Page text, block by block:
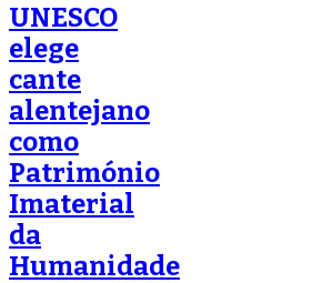
UNESCO
elege
cante
alentejano
como
Património
Imaterial
da
Humanidade